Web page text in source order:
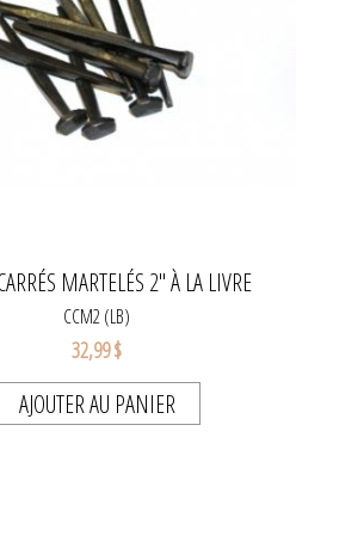
MARTELÉS 2" À LA LIVRE
CCM2 (LB)
32,99 $
AJOUTER AU PANIER